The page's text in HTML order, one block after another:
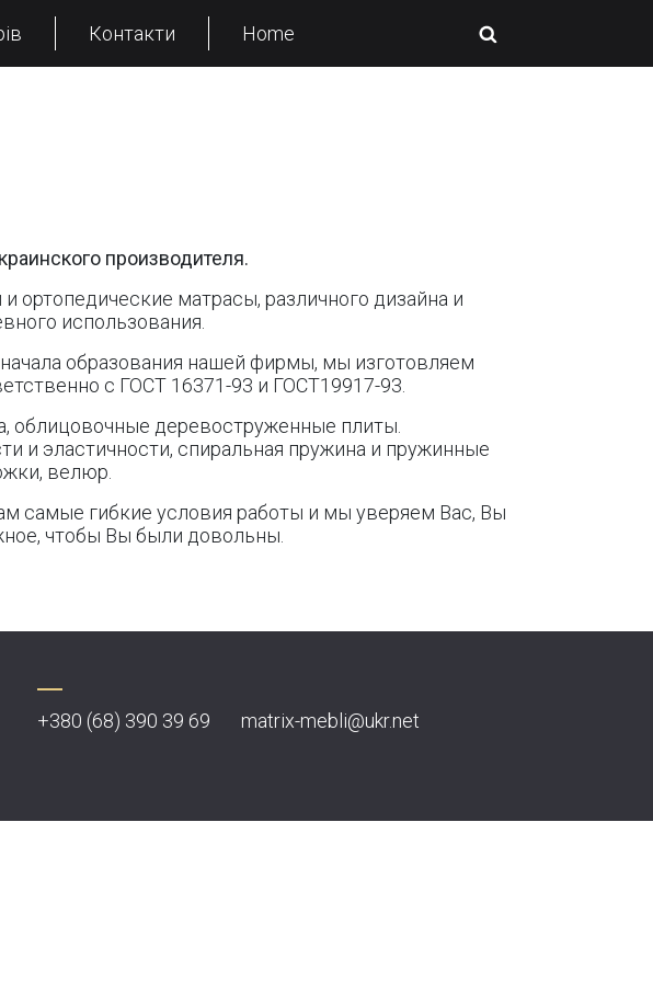
Контакти Home
производителя.
матрасы, различного дизайна и
использования.
образования нашей фирмы, мы изготовляем
с ГОСТ 16371-93 и ГОСТ19917-93.
облицовочные деревоструженные плиты.
и эластичности, спиральная пружина и пружинные
велюр.
самые гибкие условия работы и мы уверяем Вас, Вы
чтобы Вы были довольны.
+380 (68) 390 39 69 matrix-mebli@ukr.net